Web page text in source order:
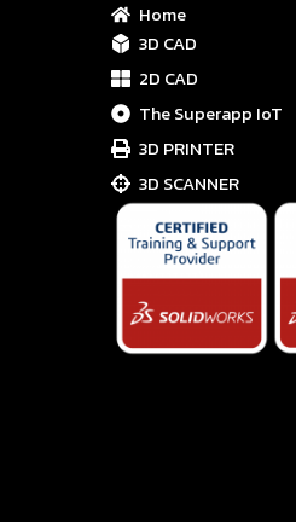
Home
3D CAD
2D CAD
The Superapp IoT
3D PRINTER
3D SCANNER